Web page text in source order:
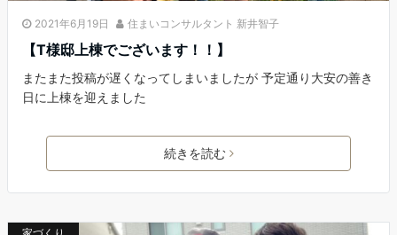
2021年6月19日 住まいコンサルタント 新井智子
【T様邸上棟でございます！！】
またまた投稿が遅くなってしまいましたが 予定通り大安の善き
日に上棟を迎えました
続きを読む